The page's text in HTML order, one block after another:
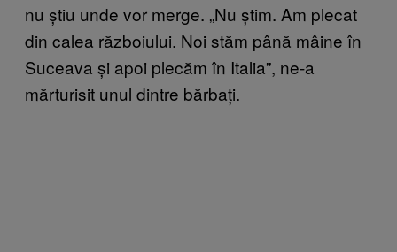
nu știu unde vor merge. „Nu știm. Am plecat
din calea războiului. Noi stăm până mâine în
Suceava și apoi plecăm în Italia”, ne-a
mărturisit unul dintre bărbați.